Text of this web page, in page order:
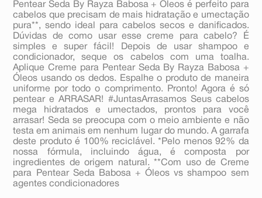
Pentear Seda By Rayza Babosa + Óleos é perfeito para
cabelos que precisam de mais hidratação e umectação
pura**, sendo ideal para cabelos secos e danificados.
Dúvidas de como usar esse creme para cabelo? É
simples e super fácil! Depois de usar shampoo e
condicionador, seque os cabelos com uma toalha.
Aplique Creme para Pentear Seda By Rayza Babosa +
Óleos usando os dedos. Espalhe o produto de maneira
uniforme por todo o comprimento. Pronto! Agora é só
pentear e ARRASAR! #JuntasArrasamos Seus cabelos
mega hidratados e umectados, prontos para você
arrasar! Seda se preocupa com o meio ambiente e não
testa em animais em nenhum lugar do mundo. A garrafa
deste produto é 100% reciclável. *Pelo menos 92% da
nossa fórmula, incluindo água, é composta por
ingredientes de origem natural. **Com uso de Creme
para Pentear Seda Babosa + Óleos vs shampoo sem
agentes condicionadores